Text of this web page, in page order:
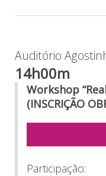
Auditório
14h00m
Workshop
(INSCRIÇÃO
Participação: